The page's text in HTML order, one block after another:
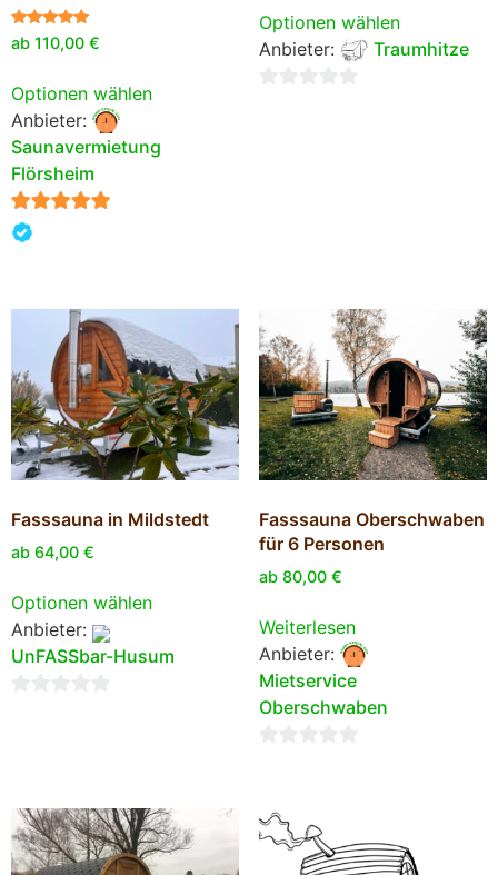
Bewertet
mit
ab 110,00 €
Optionen wählen
Anbieter:
Saunavermietung
Flörsheim
5
Optionen wählen
Anbieter:
Traumhitze
Fasssauna in Mildstedt
ab 64,00 €
Optionen wählen
Anbieter:
UnFASSbar-Husum
Fasssauna Oberschwaben
für 6 Personen
ab 80,00 €
Weiterlesen
Anbieter:
Mietservice
Oberschwaben
5